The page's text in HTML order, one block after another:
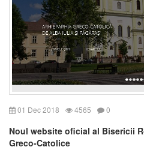
01 Dec 2018 4565 0
Noul website oficial al Bisericii
Greco-Catolice